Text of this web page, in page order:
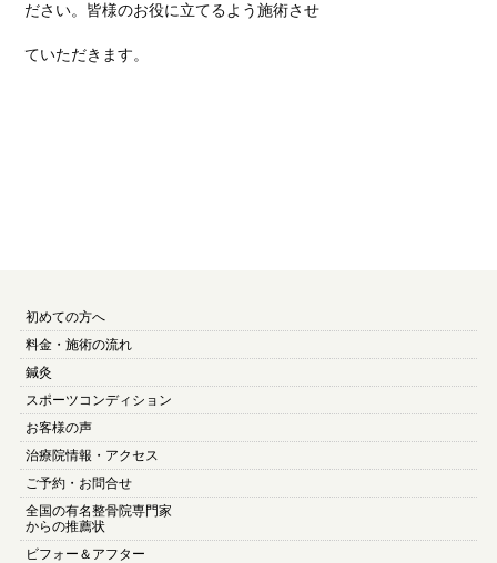
ださい。皆様のお役に立てるよう施術させ
ていただきます。
初めての方へ
料金・施術の流れ
鍼灸
スポーツコンディション
お客様の声
治療院情報・アクセス
ご予約・お問合せ
全国の有名整骨院専門家
からの推薦状
ビフォー＆アフター